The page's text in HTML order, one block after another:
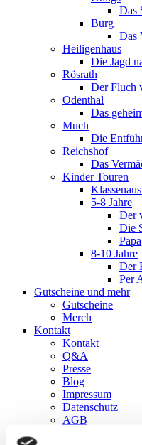
Das
Burg
Das
Heiligenhaus
Die Jagd
Rösrath
Der Fluch
Odenthal
Das
Much
Die
Reichshof
Das
Kinder Touren
5-8 Jahre
Der
Die
8-10 Jahre
Der
Per
Gutscheine und mehr
Gutscheine
Merch
Kontakt
Kontakt
Q&A
Presse
Blog
Impressum
Datenschutz
AGB